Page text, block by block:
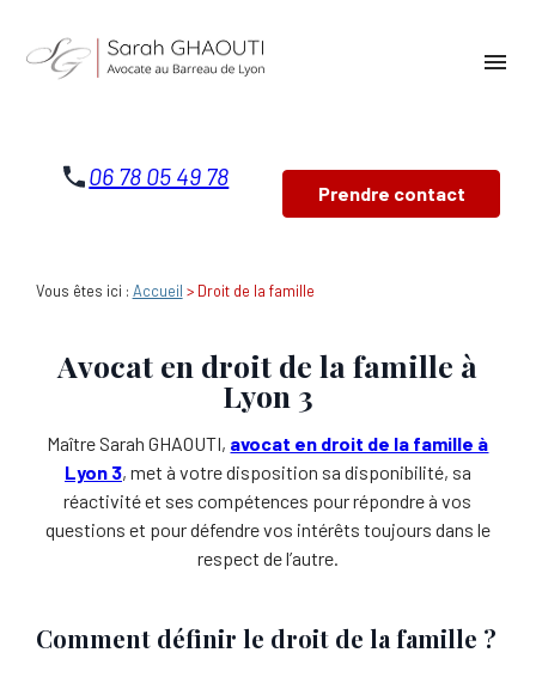
menu
06 78 05 49 78
Prendre contact
Vous êtes ici : Accueil > Droit de la famille
Avocat en droit de la famille à
Lyon 3
Maître Sarah GHAOUTI, avocat en droit de la famille à
Lyon 3, met à votre disposition sa disponibilité, sa
réactivité et ses compétences pour répondre à vos
questions et pour défendre vos intérêts toujours dans le
respect de l’autre.
Comment définir le droit de la famille ?